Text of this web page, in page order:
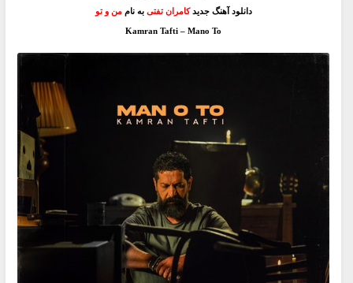
دانلود آهنگ جدیدکامران تفتی به ناممن و تو
Kamran Tafti – Mano To